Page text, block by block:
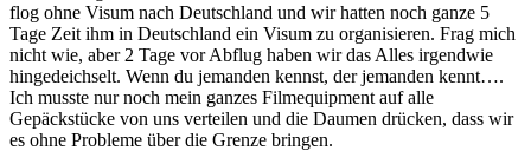
flog ohne Visum nach Deutschland und wir hatten noch ganze 5
Tage Zeit ihm in Deutschland ein Visum zu organisieren. Frag mich
nicht wie, aber 2 Tage vor Abflug haben wir das Alles irgendwie
hingedeichselt. Wenn du jemanden kennst, der jemanden kennt….
Ich musste nur noch mein ganzes Filmequipment auf alle
Gepäckstücke von uns verteilen und die Daumen drücken, dass wir
es ohne Probleme über die Grenze bringen.